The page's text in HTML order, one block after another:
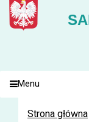
Menu
Strona główna